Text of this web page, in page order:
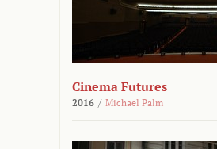
Cinema Futures
2016 / Michael Palm